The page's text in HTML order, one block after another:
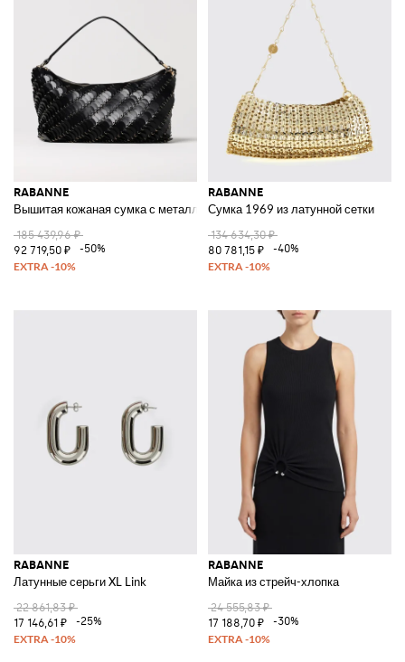
RABANNE
Вышитая кожаная сумка с металлическими звеньями
185 439,96 ₽
92 719,50 ₽
-50%
RABANNE
Сумка 1969 из латунной сетки
134 634,30 ₽
80 781,15 ₽
-40%
RABANNE
Латунные серьги XL Link
22 861,83 ₽
17 146,61 ₽
-25%
RABANNE
Майка из стрейч-хлопка
24 555,83 ₽
17 188,70 ₽
-30%